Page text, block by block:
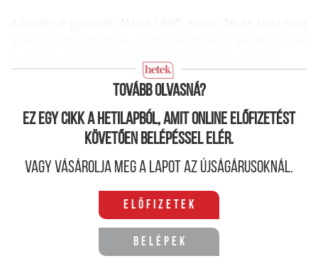
világa vonzotta, minden bizonnyal Ditróban látta meg
Tovább olvasná?
Ez egy cikk a hetilapból, amit online előfizetést
követően belépéssel elér.
Vagy vásárolja meg a lapot az újságárusoknál.
Előfizetek
Belépek